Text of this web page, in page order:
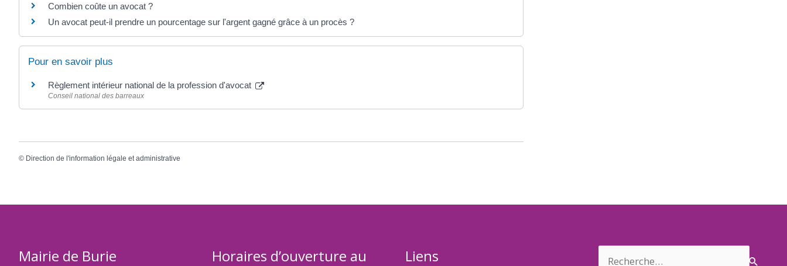
Combien coûte un avocat ?
Un avocat peut-il prendre un pourcentage sur l'argent gagné grâce à un procès ?
Pour en savoir plus
Règlement intérieur national de la profession d'avocat
Conseil national des barreaux
© Direction de l'information légale et administrative
Mairie de Burie
Horaires d’ouverture au
Liens